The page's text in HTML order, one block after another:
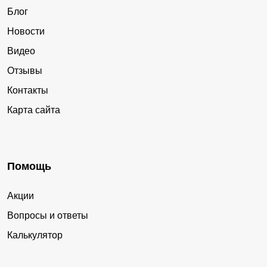
Блог
Новости
Видео
Отзывы
Контакты
Карта сайта
Помощь
Акции
Вопросы и ответы
Калькулятор